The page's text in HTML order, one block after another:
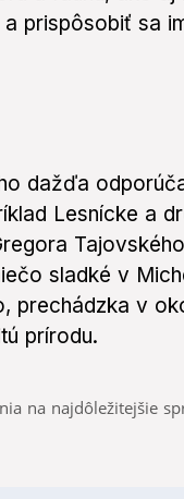
prispôsobiť sa
dažďa
Lesnícke a
sladké v
prechádzka v
prírodu.
na najdôležitejšie